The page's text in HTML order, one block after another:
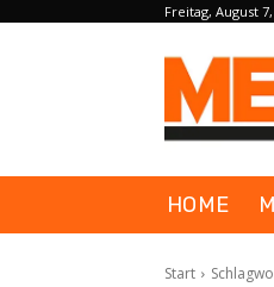
Freitag, August
HOME
Start